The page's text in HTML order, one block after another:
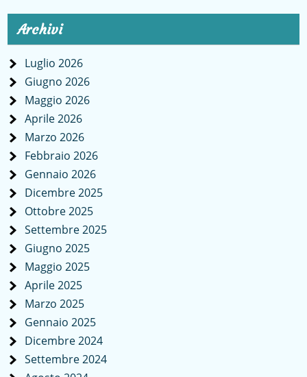
Archivi
Luglio 2026
Giugno 2026
Maggio 2026
Aprile 2026
Marzo 2026
Febbraio 2026
Gennaio 2026
Dicembre 2025
Ottobre 2025
Settembre 2025
Giugno 2025
Maggio 2025
Aprile 2025
Marzo 2025
Gennaio 2025
Dicembre 2024
Settembre 2024